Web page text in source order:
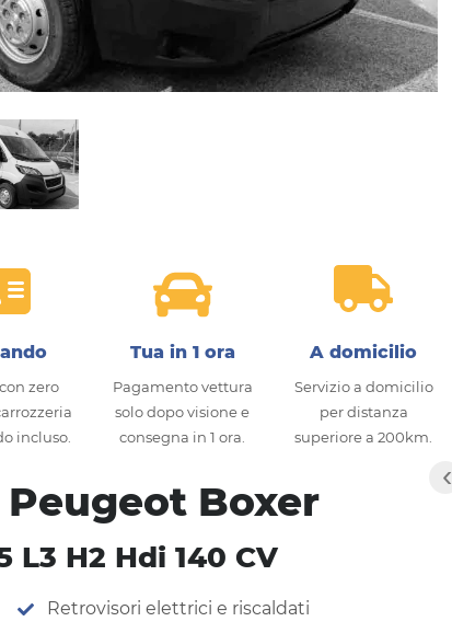
zero
incluso.
Tua in 1 ora
Pagamento vettura
solo dopo visione e
consegna in 1 ora.
A domicilio
Servizio a domicilio
per distanza
superiore a 200km.
Boxer
L3 H2 Hdi 140 CV
Retrovisori elettrici e riscaldati
‹